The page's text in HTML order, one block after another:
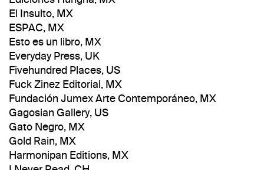
El Insulto, MX
ESPAC, MX
Esto es un libro, MX
Everyday Press, UK
Fivehundred Places, US
Fuck Zinez Editorial, MX
Fundación Jumex Arte Contemporáneo, MX
Gagosian Gallery, US
Gato Negro, MX
Gold Rain, MX
Harmonipan Editions, MX